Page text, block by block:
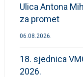
Ulica Antona
za promet
06.08.2026.
18. sjednica
2026.